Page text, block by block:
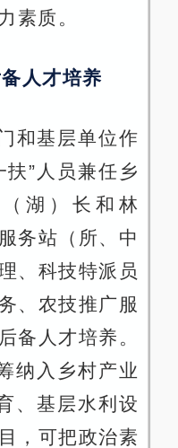
素质。
备人才培养
和基层单位作
扶”人员兼任乡
湖）长和林
务站（所、中
、科技特派员
、农技推广服
备人才培养。
纳入乡村产业
、基层水利设
，可把政治素